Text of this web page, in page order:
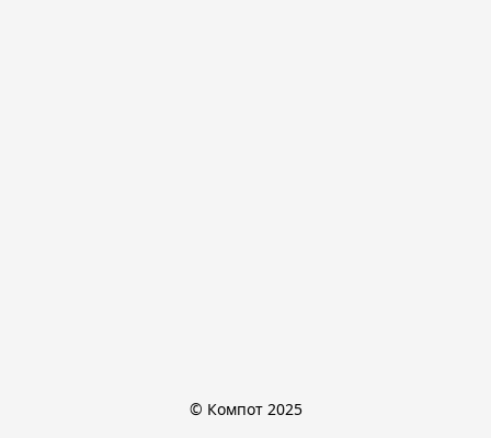
© Компот 2025